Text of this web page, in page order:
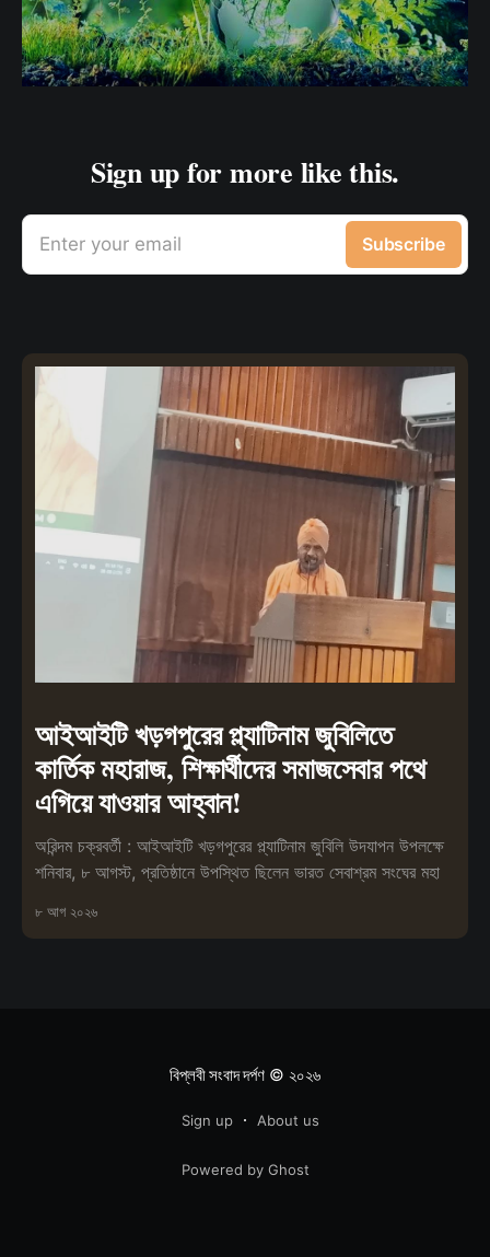
Sign up for more like this.
Enter your email Subscribe
আইআইটি খড়গপুরের প্ল্যাটিনাম জুবিলিতে
কার্তিক মহারাজ, শিক্ষার্থীদের সমাজসেবার পথে
এগিয়ে যাওয়ার আহ্বান!
অরিন্দম চক্রবর্তী : আইআইটি খড়গপুরের প্ল্যাটিনাম জুবিলি উদযাপন উপলক্ষে
শনিবার, ৮ আগস্ট, প্রতিষ্ঠানে উপস্থিত ছিলেন ভারত সেবাশ্রম সংঘের মহা
৮ আগ ২০২৬
বিপ্লবী সংবাদ দর্পণ© ২০২৬
Sign up About us
Powered by Ghost